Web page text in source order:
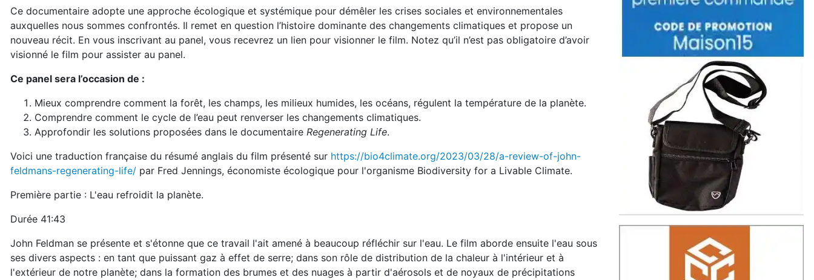
Ce documentaire adopte une approche écologique et systémique pour démêler les crises sociales et environnementales
auxquelles nous sommes confrontés. Il remet en question l’histoire dominante des changements climatiques et propose un
nouveau récit. En vous inscrivant au panel, vous recevrez un lien pour visionner le film. Notez qu’il n’est pas obligatoire d’avoir
visionné le film pour assister au panel.
Ce panel sera l’occasion de :
Mieux comprendre comment la forêt, les champs, les milieux humides, les océans, régulent la température de la planète.
Comprendre comment le cycle de l’eau peut renverser les changements climatiques.
Approfondir les solutions proposées dans le documentaire Regenerating Life.
Voici une traduction française du résumé anglais du film présenté sur https://bio4climate.org/2023/03/28/a-review-of-john-
feldmans-regenerating-life/ par Fred Jennings, économiste écologique pour l'organisme Biodiversity for a Livable Climate.
Première partie : L'eau refroidit la planète.
Durée 41:43
John Feldman se présente et s'étonne que ce travail l'ait amené à beaucoup réfléchir sur l'eau. Le film aborde ensuite l'eau sous
ses divers aspects : en tant que puissant gaz à effet de serre; dans son rôle de distribution de la chaleur à l'intérieur et à
l'extérieur de notre planète; dans la formation des brumes et des nuages à partir d'aérosols et de noyaux de précipitations